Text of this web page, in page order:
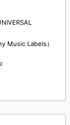
Music Labels）